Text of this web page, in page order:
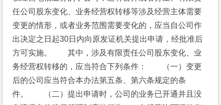
任公司股东变化、业务经营权转移等涉及经营主体需要
变更的情形，或者业务范围需要变化的，应当自公司作
出决定之日起30日内向原发证机关提出申请，经批准后
方可实施。　　其中，涉及有限责任公司股东变化、业
务经营权转移的，应当符合下列条件：　　（一）变更
后的公司应当符合本办法第五条、第六条规定的条
件。　　（二）提出申请时，公司的业务已开通并且没